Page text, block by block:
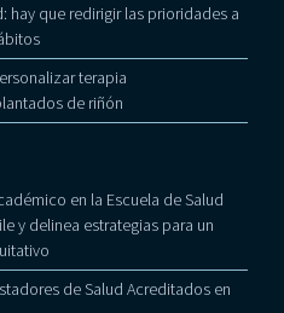
hay que redirigir las prioridades a
terapia
de riñón
en la Escuela de Salud
y delinea estrategias para un
de Salud Acreditados en